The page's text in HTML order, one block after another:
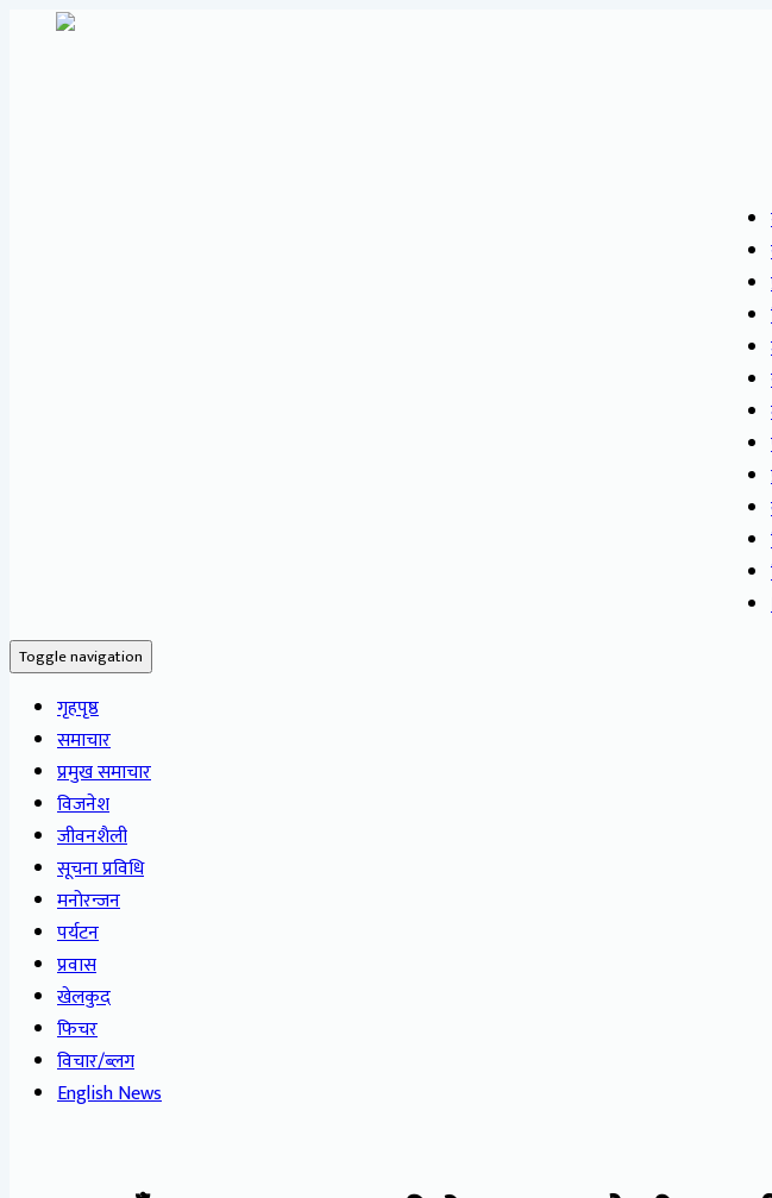
Toggle navigation
गृहपृष्ठ
समाचार
प्रमुख समाचार
विजनेश
जीवनशैली
सूचना प्रविधि
मनोरन्जन
पर्यटन
प्रवास
खेलकुद
फिचर
विचार/ब्लग
English News